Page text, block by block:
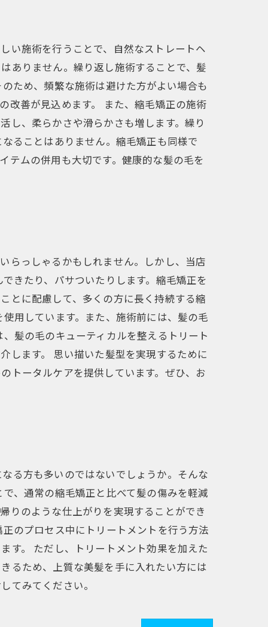
い施術を行うことで、自然なストレートヘ
ありません。繰り返し施術することで、髪
ため、頻繁な施術は避けた方がよい場合も
改善が見込めます。 また、縮毛矯正の施術
し、柔らかさや滑らかさも増します。繰り
ることはありません。縮毛矯正も同様で
テムの併用も大切です。健康的な髪の毛を
らっしゃるかもしれません。しかし、当店
きたり、パサついたりします。縮毛矯正を
とに配慮して、多くの方に長く持続する縮
用しています。また、施術前には、髪の毛
髪の毛のキューティカルを整えるトリート
します。 思い描いた髪型を実現するために
トータルケアを提供しています。ぜひ、お
る方も多いのではないでしょうか。そんな
、通常の縮毛矯正と比べて髪の傷みを軽減
りのような仕上がりを実現することができ
のプロセス中にトリートメントを行う方法
す。 ただし、トリートメント効果を加えた
るため、上質な美髪を手に入れたい方には
てみてください。